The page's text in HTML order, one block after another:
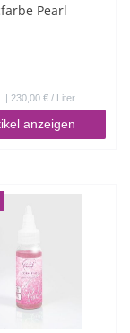
Pearl
| 230,00 € / Liter
anzeigen